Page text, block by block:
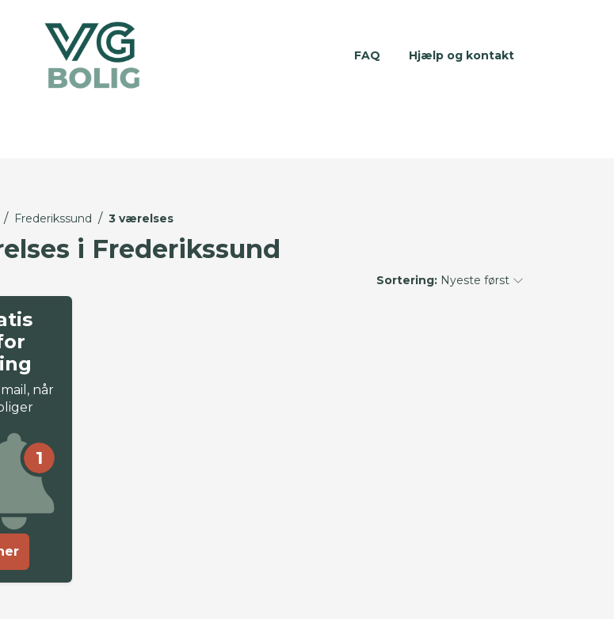
FAQ Hjælp og kontakt
/ Frederikssund / 3 værelses
i Frederikssund
Sortering: Nyeste først
når
1